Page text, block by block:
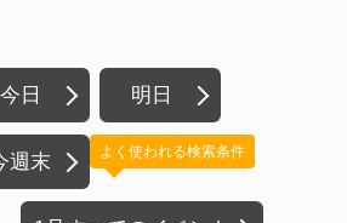
今日 明日
週末 よく使われる検索条件